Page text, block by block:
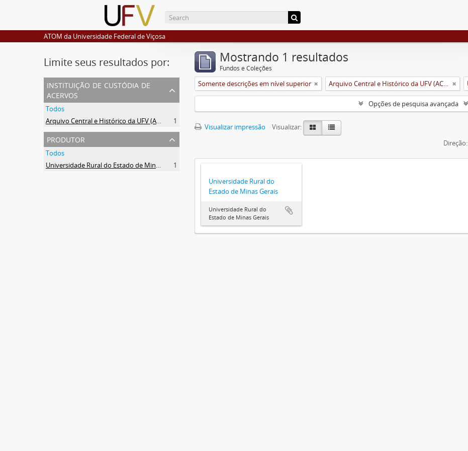
ATOM da Universidade Federal de Viçosa
Limite seus resultados por:
instituição de custódia de
acervos
Todos
Arquivo Central e Histórico da UFV (ACH-UFV)
1
produtor
Todos
Universidade Rural do Estado de Minas Gerais (Uremg)
1
Mostrando 1 resultados
Fundos e Coleções
Somente descrições em nível superior Arquivo Central e Histórico da UFV (ACH-UFV)
Opções de pesquisa avançada
Visualizar impressão
Visualizar:
Direção:
Universidade Rural do
Estado de Minas Gerais
Universidade Rural do
Estado de Minas Gerais